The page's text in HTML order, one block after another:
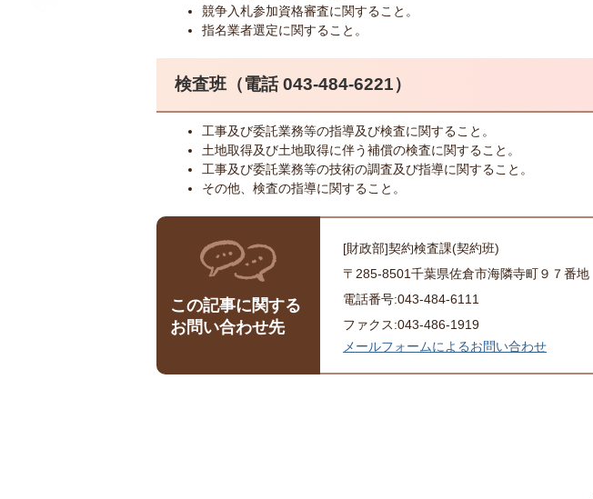
競争入札参加資格審査に関すること。
指名業者選定に関すること。
検査班（電話 043-484-6221）
工事及び委託業務等の指導及び検査に関すること。
土地取得及び土地取得に伴う補償の検査に関すること。
工事及び委託業務等の技術の調査及び指導に関すること。
その他、検査の指導に関すること。
この記事に関する
お問い合わせ先
[財政部]契約検査課(契約班)
〒285-8501千葉県佐倉市海隣寺町９７番地
電話番号:043-484-6111
ファクス:043-486-1919
メールフォームによるお問い合わせ